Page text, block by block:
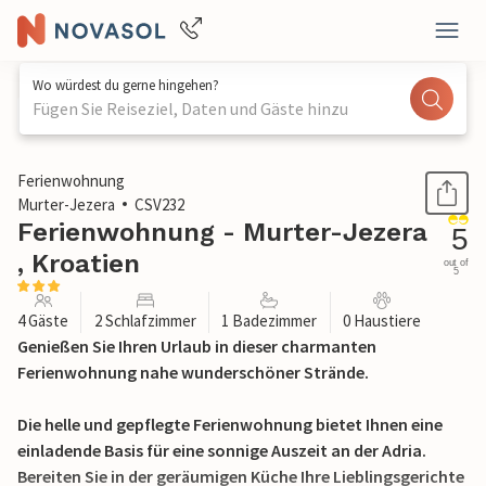
Wo würdest du gerne hingehen?
Fügen Sie Reiseziel, Daten und Gäste hinzu
1 / 17
Ferienwohnung
Murter-Jezera
CSV232
Ferienwohnung - Murter-Jezera
, Kroatien
5
out of
5
4 Gäste 2 Schlafzimmer 1 Badezimmer 0 Haustiere
Genießen Sie Ihren Urlaub in dieser charmanten
Ferienwohnung nahe wunderschöner Strände.
Die helle und gepflegte Ferienwohnung bietet Ihnen eine
einladende Basis für eine sonnige Auszeit an der Adria.
Bereiten Sie in der geräumigen Küche Ihre Lieblingsgerichte